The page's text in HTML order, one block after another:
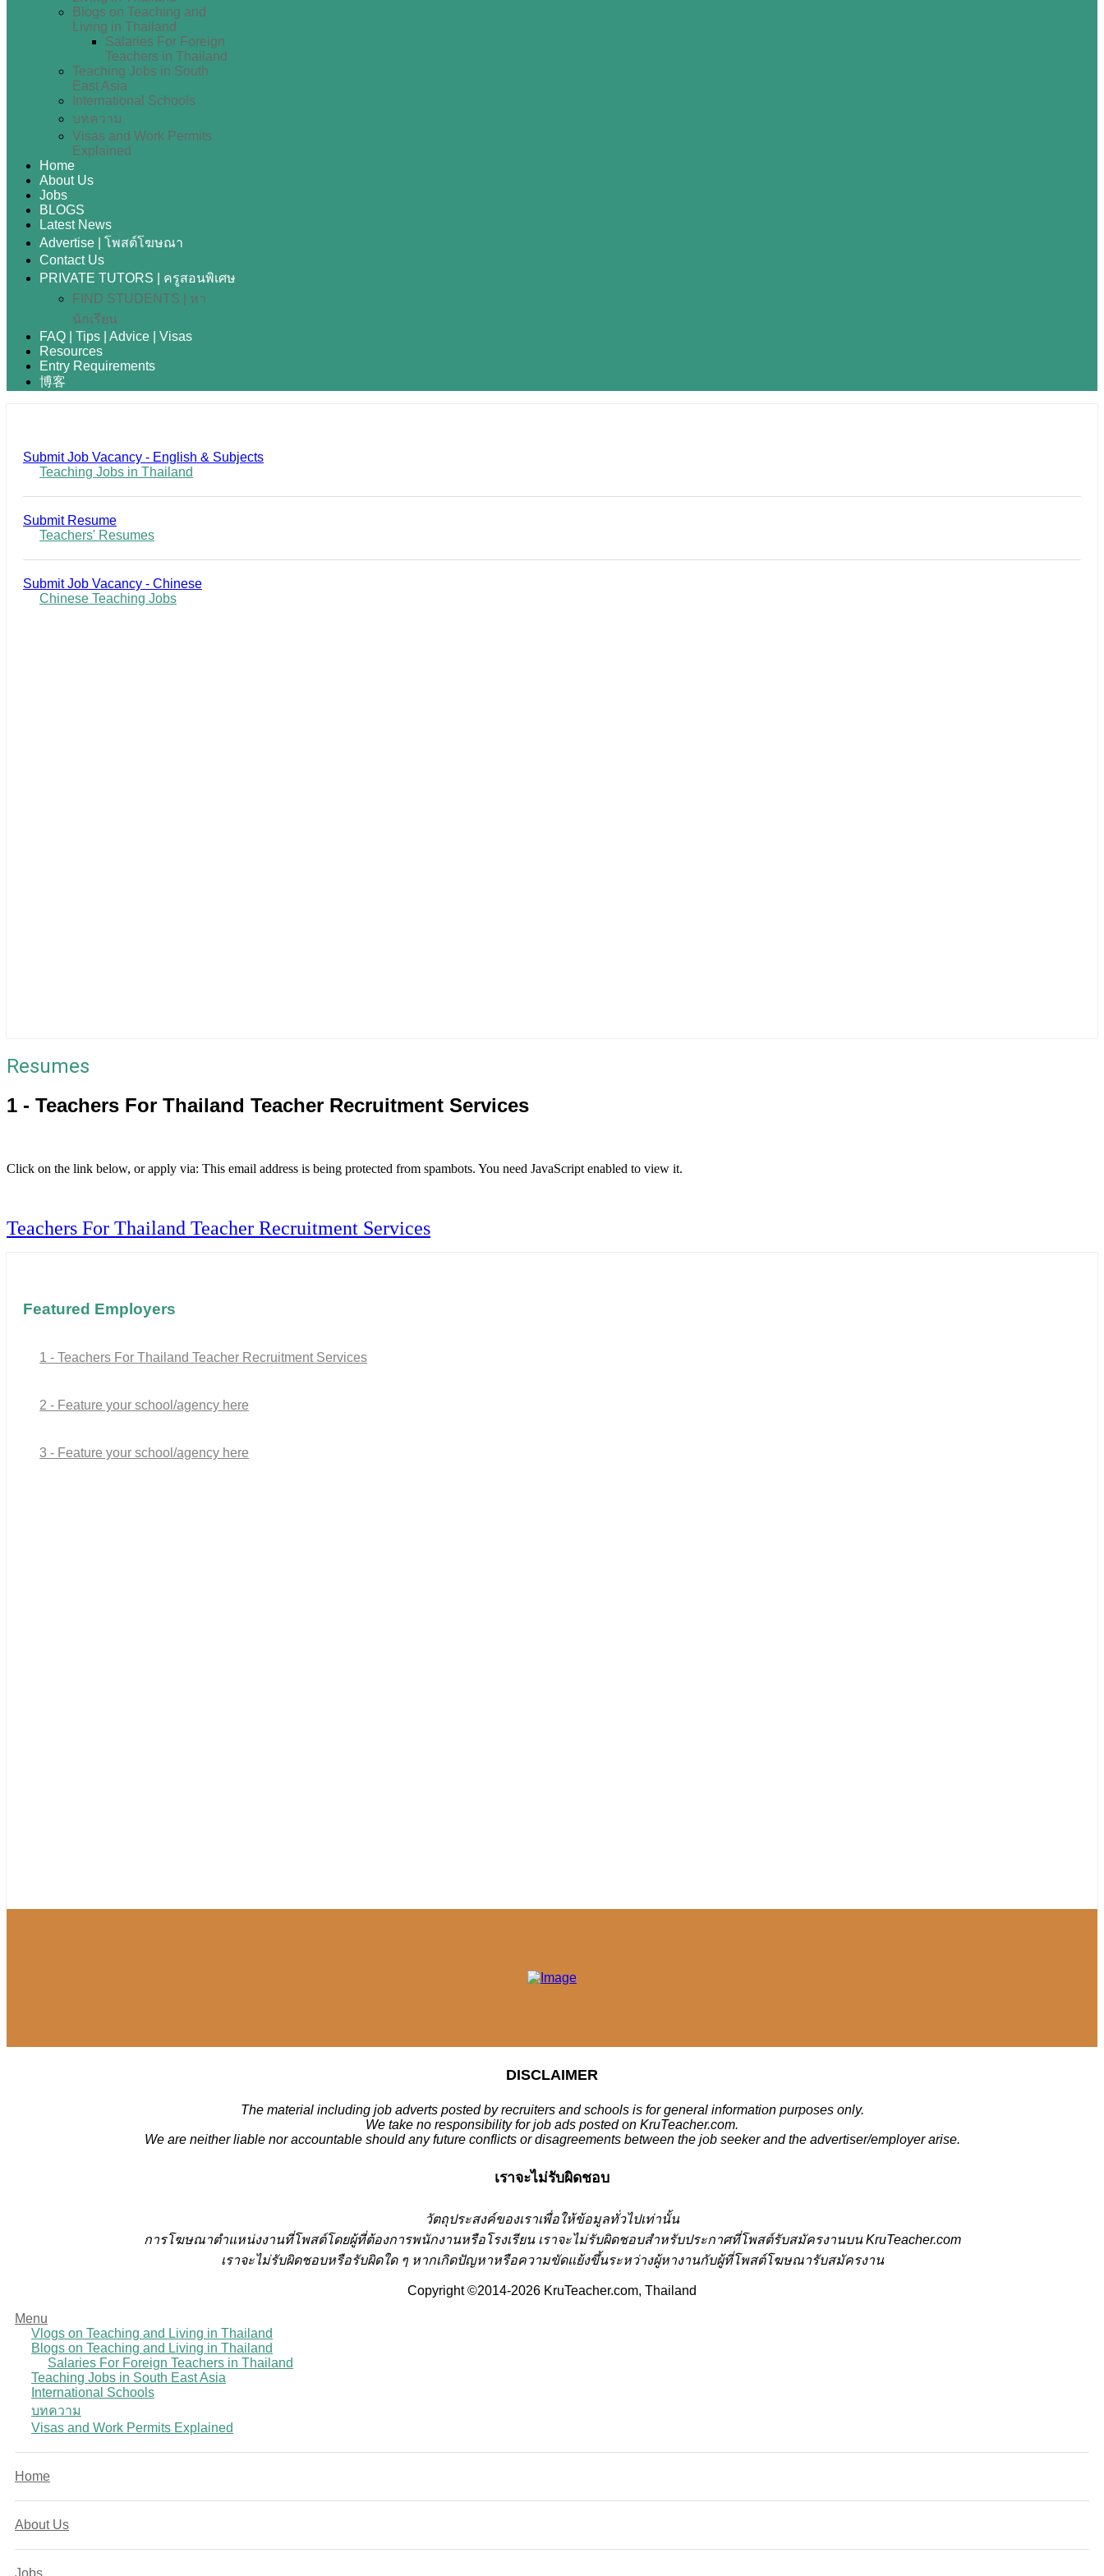
Blogs on Teaching and
Living in Thailand
Salaries For Foreign
Teachers in Thailand
Teaching Jobs in South
East Asia
International Schools
บทความ
Visas and Work Permits
Explained
Home
About Us
Jobs
BLOGS
Latest News
Advertise | โพสต์โฆษณา
Contact Us
PRIVATE TUTORS | ครูสอนพิเศษ
FIND STUDENTS | หา
นักเรียน
FAQ | Tips | Advice | Visas
Resources
Entry Requirements
博客
Submit Job Vacancy - English & Subjects
Teaching Jobs in Thailand
Submit Resume
Teachers' Resumes
Submit Job Vacancy - Chinese
Chinese Teaching Jobs
Resumes
1 - Teachers For Thailand Teacher Recruitment Services
Click on the link below, or apply via: This email address is being protected from spambots. You need JavaScript enabled to view it.
Teachers For Thailand Teacher Recruitment Services
Featured Employers
1 - Teachers For Thailand Teacher Recruitment Services
2 - Feature your school/agency here
3 - Feature your school/agency here
DISCLAIMER
The material including job adverts posted by recruiters and schools is for general information purposes only.
We take no responsibility for job ads posted on KruTeacher.com.
We are neither liable nor accountable should any future conflicts or disagreements between the job seeker and the advertiser/employer arise.
เราจะไม่รับผิดชอบ
วัตถุประสงค์ของเราเพื่อให้ข้อมูลทั่วไปเท่านั้น
การโฆษณาตำแหน่งงานที่โพสต์โดยผู้ที่ต้องการพนักงานหรือโรงเรียน เราจะไม่รับผิดชอบสำหรับประกาศที่โพสต์รับสมัครงานบน KruTeacher.com
เราจะไม่รับผิดชอบหรือรับผิดใด ๆ หากเกิดปัญหาหรือความขัดแย้งขึ้นระหว่างผู้หางานกับผู้ที่โพสต์โฆษณารับสมัครงาน
Copyright ©2014-2026 KruTeacher.com, Thailand
Menu
Vlogs on Teaching and Living in Thailand
Blogs on Teaching and Living in Thailand
Salaries For Foreign Teachers in Thailand
Teaching Jobs in South East Asia
International Schools
บทความ
Visas and Work Permits Explained
Home
About Us
Jobs